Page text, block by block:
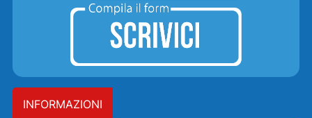
INFORMAZIONI